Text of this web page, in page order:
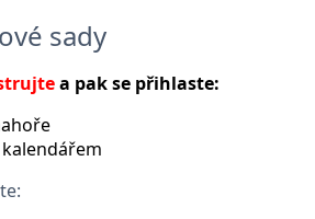
sady
a pak se přihlaste: